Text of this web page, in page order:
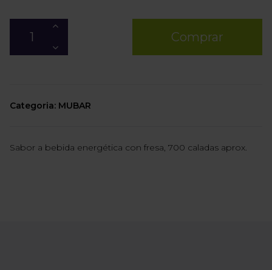
Comprar
Categoria: MUBAR
Sabor a bebida energética con fresa, 700 caladas aprox.